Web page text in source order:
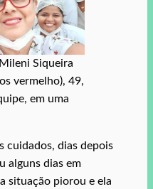
Siqueira
vermelho), 49,
em uma
cuidados, dias depois
alguns dias em
situação piorou e ela